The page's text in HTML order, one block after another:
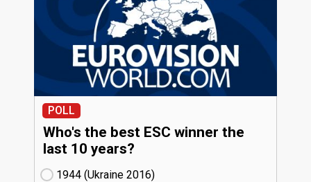
POLL
Who's the best ESC winner the
last 10 years?
1944 (Ukraine
16)